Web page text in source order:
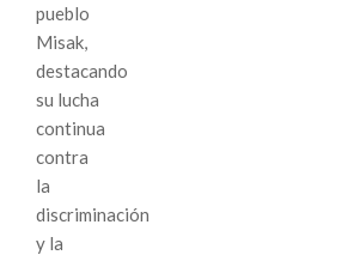
pueblo
Misak,
destacando
su lucha
continua
contra
la
discriminación
y la